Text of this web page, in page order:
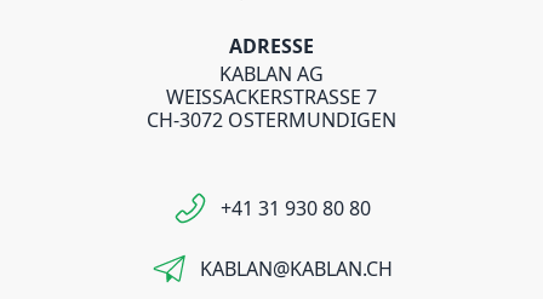
ADRESSE
KABLAN AG
WEISSACKERSTRASSE 7
CH-3072 OSTERMUNDIGEN
+41 31 930 80 80
KABLAN@KABLAN.CH